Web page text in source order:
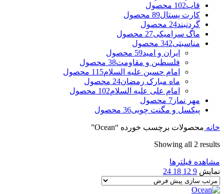
قاب102 محصول
کارت پستال89 محصول
گردنبند24 محصول
ماگ سرامیکی27 محصول
مناسبتی342 محصول
ایران و امید59 محصول
فلسطین و مقاومت38 محصول
امام حسین علیه السلام115 محصول
ماه مبارک رمضان24 محصول
امام علی علیه السلام102 محصول
مهر نماز 7 محصول
پیکسل و مگنت چوبی36 محصول
خانه محصولات برچسب خورده “Ocean”
Showing all 2 results
مشاهده فیلترها
نمایش 9
12
18
24